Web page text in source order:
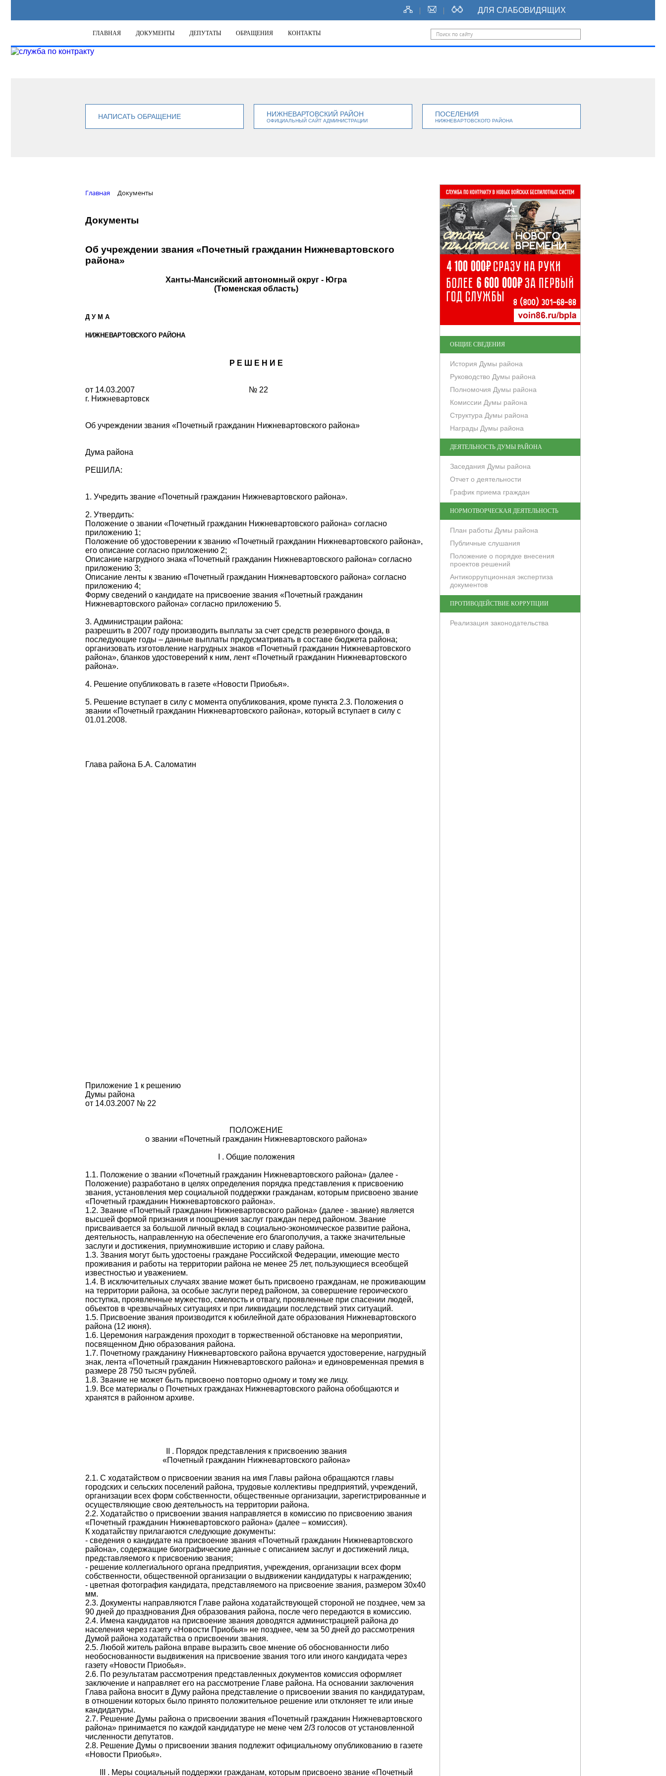
ДЛЯ СЛАБОВИДЯЩИХ
ГЛАВНАЯ ДОКУМЕНТЫ ДЕПУТАТЫ ОБРАЩЕНИЯ КОНТАКТЫ
НАПИСАТЬ ОБРАЩЕНИЕ НИЖНЕВАРТОВСКИЙ РАЙОН
ОФИЦИАЛЬНЫЙ САЙТ АДМИНИСТРАЦИИ
ПОСЕЛЕНИЯ
НИЖНЕВАРТОВСКОГО РАЙОНА
Главная Документы
Документы
Об учреждении звания «Почетный гражданин Нижневартовского
района»
Ханты-Мансийский автономный округ - Югра
(Тюменская область)
Д У М А
НИЖНЕВАРТОВСКОГО РАЙОНА
Р Е Ш Е Н И Е
от 14.03.2007
г. Нижневартовск
№ 22
Об учреждении звания «Почетный гражданин Нижневартовского района»
Дума района
РЕШИЛА:
1. Учредить звание «Почетный гражданин Нижневартовского района».
2. Утвердить:
Положение о звании «Почетный гражданин Нижневартовского района» согласно
приложению 1;
Положение об удостоверении к званию «Почетный гражданин Нижневартовского района»,
его описание согласно приложению 2;
Описание нагрудного знака «Почетный гражданин Нижневартовского района» согласно
приложению 3;
Описание ленты к званию «Почетный гражданин Нижневартовского района» согласно
приложению 4;
Форму сведений о кандидате на присвоение звания «Почетный гражданин
Нижневартовского района» согласно приложению 5.
3. Администрации района:
разрешить в 2007 году производить выплаты за счет средств резервного фонда, в
последующие годы – данные выплаты предусматривать в составе бюджета района;
организовать изготовление нагрудных знаков «Почетный гражданин Нижневартовского
района», бланков удостоверений к ним, лент «Почетный гражданин Нижневартовского
района».
4. Решение опубликовать в газете «Новости Приобья».
5. Решение вступает в силу с момента опубликования, кроме пункта 2.3. Положения о
звании «Почетный гражданин Нижневартовского района», который вступает в силу с
01.01.2008.
Глава района Б.А. Саломатин
Приложение 1 к решению
Думы района
от 14.03.2007 № 22
ПОЛОЖЕНИЕ
о звании «Почетный гражданин Нижневартовского района»
I . Общие положения
1.1. Положение о звании «Почетный гражданин Нижневартовского района» (далее -
Положение) разработано в целях определения порядка представления к присвоению
звания, установления мер социальной поддержки гражданам, которым присвоено звание
«Почетный гражданин Нижневартовского района».
1.2. Звание «Почетный гражданин Нижневартовского района» (далее - звание) является
высшей формой признания и поощрения заслуг граждан перед районом. Звание
присваивается за большой личный вклад в социально-экономическое развитие района,
деятельность, направленную на обеспечение его благополучия, а также значительные
заслуги и достижения, приумножившие историю и славу района.
1.3. Звания могут быть удостоены граждане Российской Федерации, имеющие место
проживания и работы на территории района не менее 25 лет, пользующиеся всеобщей
известностью и уважением.
1.4. В исключительных случаях звание может быть присвоено гражданам, не проживающим
на территории района, за особые заслуги перед районом, за совершение героического
поступка, проявленные мужество, смелость и отвагу, проявленные при спасении людей,
объектов в чрезвычайных ситуациях и при ликвидации последствий этих ситуаций.
1.5. Присвоение звания производится к юбилейной дате образования Нижневартовского
района (12 июня).
1.6. Церемония награждения проходит в торжественной обстановке на мероприятии,
посвященном Дню образования района.
1.7. Почетному гражданину Нижневартовского района вручается удостоверение, нагрудный
знак, лента «Почетный гражданин Нижневартовского района» и единовременная премия в
размере 28 750 тысяч рублей.
1.8. Звание не может быть присвоено повторно одному и тому же лицу.
1.9. Все материалы о Почетных гражданах Нижневартовского района обобщаются и
хранятся в районном архиве.
II . Порядок представления к присвоению звания
«Почетный гражданин Нижневартовского района»
2.1. С ходатайством о присвоении звания на имя Главы района обращаются главы
городских и сельских поселений района, трудовые коллективы предприятий, учреждений,
организации всех форм собственности, общественные организации, зарегистрированные и
осуществляющие свою деятельность на территории района.
2.2. Ходатайство о присвоении звания направляется в комиссию по присвоению звания
«Почетный гражданин Нижневартовского района» (далее – комиссия).
К ходатайству прилагаются следующие документы:
- сведения о кандидате на присвоение звания «Почетный гражданин Нижневартовского
района», содержащие биографические данные с описанием заслуг и достижений лица,
представляемого к присвоению звания;
- решение коллегиального органа предприятия, учреждения, организации всех форм
собственности, общественной организации о выдвижении кандидатуры к награждению;
- цветная фотография кандидата, представляемого на присвоение звания, размером 30х40
мм.
2.3. Документы направляются Главе района ходатайствующей стороной не позднее, чем за
90 дней до празднования Дня образования района, после чего передаются в комиссию.
2.4. Имена кандидатов на присвоение звания доводятся администрацией района до
населения через газету «Новости Приобья» не позднее, чем за 50 дней до рассмотрения
Думой района ходатайства о присвоении звания.
2.5. Любой житель района вправе выразить свое мнение об обоснованности либо
необоснованности выдвижения на присвоение звания того или иного кандидата через
газету «Новости Приобья».
2.6. По результатам рассмотрения представленных документов комиссия оформляет
заключение и направляет его на рассмотрение Главе района. На основании заключения
Глава района вносит в Думу района представление о присвоении звания по кандидатурам,
в отношении которых было принято положительное решение или отклоняет те или иные
кандидатуры.
2.7. Решение Думы района о присвоении звания «Почетный гражданин Нижневартовского
района» принимается по каждой кандидатуре не мене чем 2/3 голосов от установленной
численности депутатов.
2.8. Решение Думы о присвоении звания подлежит официальному опубликованию в газете
«Новости Приобья».
III . Меры социальный поддержки гражданам, которым присвоено звание «Почетный
ОБЩИЕ СВЕДЕНИЯ
История Думы района
Руководство Думы района
Полномочия Думы района
Комиссии Думы района
Структура Думы района
Награды Думы района
ДЕЯТЕЛЬНОСТЬ ДУМЫ РАЙОНА
Заседания Думы района
Отчет о деятельности
График приема граждан
НОРМОТВОРЧЕСКАЯ ДЕЯТЕЛЬНОСТЬ
План работы Думы района
Публичные слушания
Положение о порядке внесения
проектов решений
Антикоррупционная экспертиза
документов
ПРОТИВОДЕЙСТВИЕ КОРРУПЦИИ
Реализация законодательства